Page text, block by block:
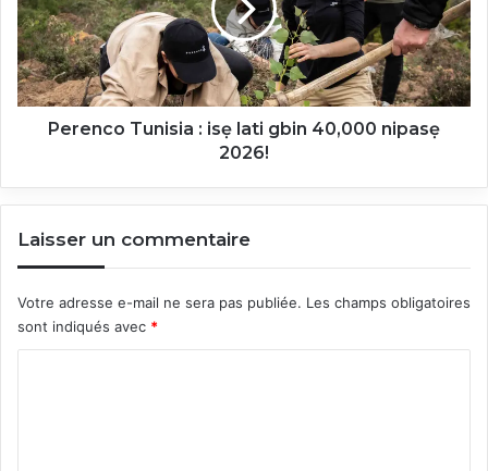
lati
gbin
40,000
nipasẹ
2026!
Perenco Tunisia : isẹ lati gbin 40,000 nipasẹ
2026!
Laisser un commentaire
Votre adresse e-mail ne sera pas publiée. Les champs obligatoires
sont indiqués avec *